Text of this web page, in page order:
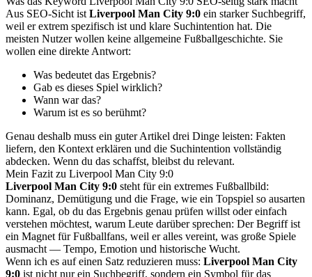
Aus SEO-Sicht ist Liverpool Man City 9:0 ein starker Suchbegriff,
weil er extrem spezifisch ist und klare Suchintention hat. Die
meisten Nutzer wollen keine allgemeine Fußballgeschichte. Sie
wollen eine direkte Antwort:
Was bedeutet das Ergebnis?
Gab es dieses Spiel wirklich?
Wann war das?
Warum ist es so berühmt?
Genau deshalb muss ein guter Artikel drei Dinge leisten: Fakten
liefern, den Kontext erklären und die Suchintention vollständig
abdecken. Wenn du das schaffst, bleibst du relevant.
Mein Fazit zu Liverpool Man City 9:0
Liverpool Man City 9:0 steht für ein extremes Fußballbild:
Dominanz, Demütigung und die Frage, wie ein Topspiel so ausarten
kann. Egal, ob du das Ergebnis genau prüfen willst oder einfach
verstehen möchtest, warum Leute darüber sprechen: Der Begriff ist
ein Magnet für Fußballfans, weil er alles vereint, was große Spiele
ausmacht — Tempo, Emotion und historische Wucht.
Wenn ich es auf einen Satz reduzieren muss: Liverpool Man City
9:0 ist nicht nur ein Suchbegriff, sondern ein Symbol für das